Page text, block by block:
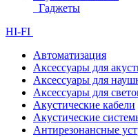
Гаджеты
HI-FI
Автоматизация
Аксессуары для
Аксессуары для
Аксессуары для
Акустические кабели
Акустические
Антирезонансные